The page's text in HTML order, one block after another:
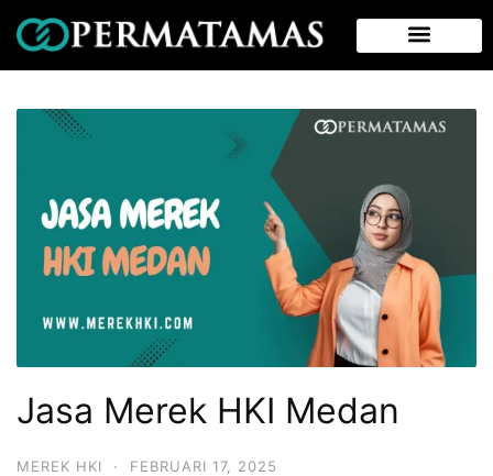
Jasa Merek HKI Medan
MEREK HKI · FEBRUARI 17, 2025